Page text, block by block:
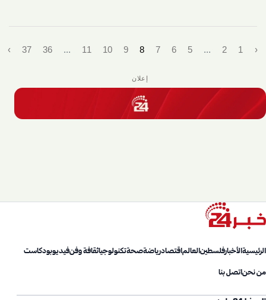
‹
1
2
...
5
6
7
8
9
10
11
...
36
37
›
إعلان
الرئيسيةالأخبارفلسطينالعالماقتصادرياضةصحةتكنولوجياثقافة وفنفيديوبودكاست
من نحناتصل بنا